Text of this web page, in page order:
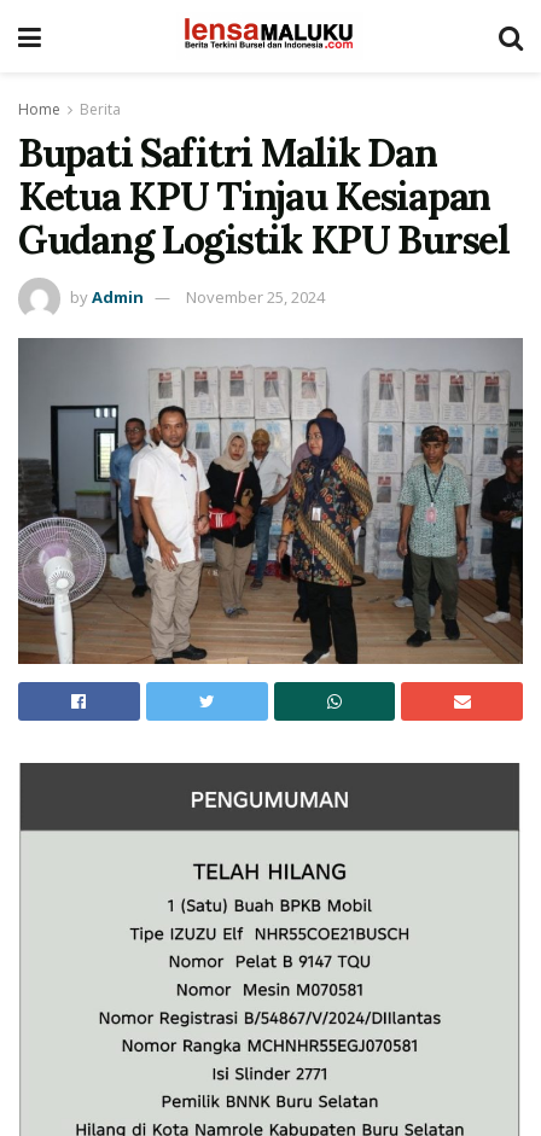
Home Berita
Bupati Safitri Malik Dan
Ketua KPU Tinjau Kesiapan
Gudang Logistik KPU Bursel
byAdmin November 25, 2024